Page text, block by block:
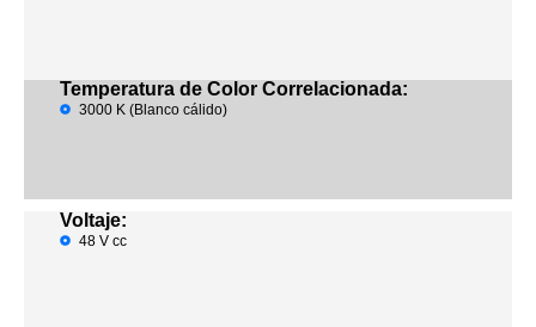
Temperatura de Color Correlacionada:
3000 K (Blanco cálido)
Voltaje:
48 V cc